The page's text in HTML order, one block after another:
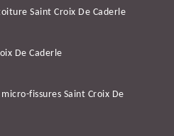
Saint Croix De Caderle
De Caderle
fissures Saint Croix De